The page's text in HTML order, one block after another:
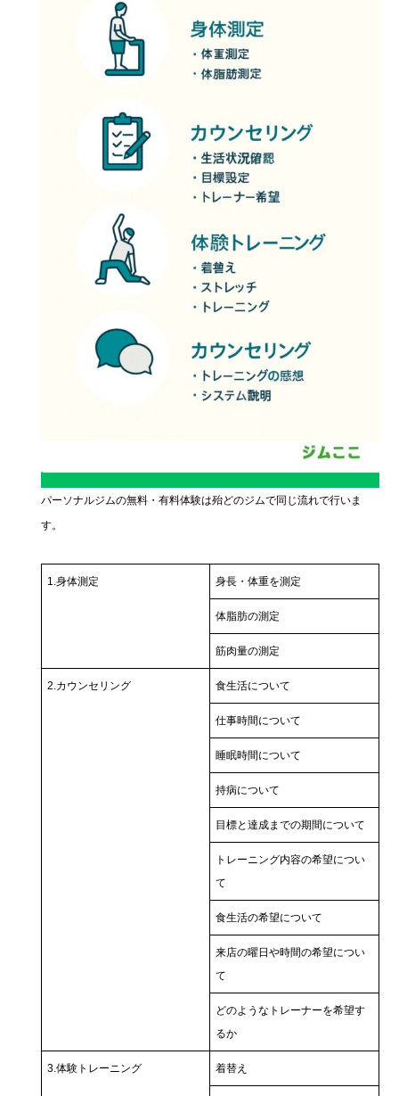
パーソナルジムの無料・有料体験は殆どのジムで同じ流れで行いま
す。
1.身体測定 身長・体重を測定
体脂肪の測定
筋肉量の測定
2.カウンセリング 食生活について
仕事時間について
睡眠時間について
持病について
目標と達成までの期間について
トレーニング内容の希望につい
て
食生活の希望について
来店の曜日や時間の希望につい
て
どのようなトレーナーを希望す
るか
3.体験トレーニング 着替え